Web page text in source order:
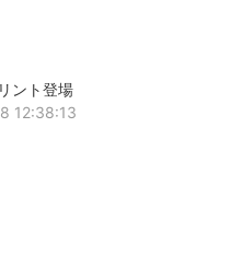
ント登場
12:38:13